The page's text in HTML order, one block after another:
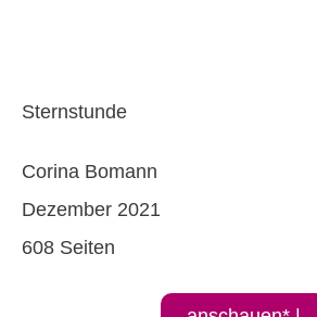
Sternstunde
Corina Bomann
Dezember 2021
608 Seiten